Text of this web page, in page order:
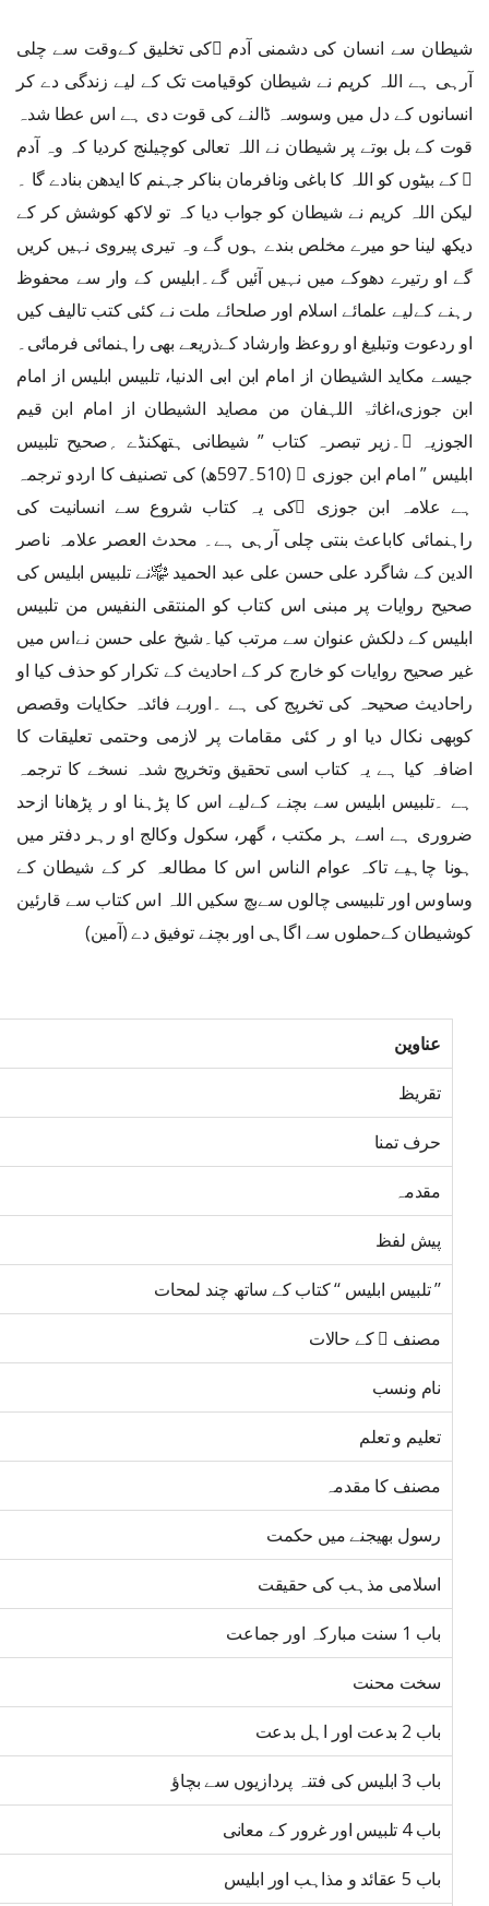
شیطان سے انسان کی دشمنی آدم ﷤کی تخلیق کےوقت سے چلی
آرہی ہے اللہ کریم نے شیطان کوقیامت تک کے لیے زندگی دے کر
انسانوں کے دل میں وسوسہ ڈالنے کی قوت دی ہے اس عطا شدہ
قوت کے بل بوتے پر شیطان نے اللہ تعالی کوچیلنج کردیا کہ وہ آدم
﷤ کے بیٹوں کو اللہ کا باغی ونافرمان بناکر جہنم کا ایدھن بنادے گا ۔
لیکن اللہ کریم نے شیطان کو جواب دیا کہ تو لاکھ کوشش کر کے
دیکھ لینا حو میرے مخلص بندے ہوں گے وہ تیری پیروی نہیں کریں
گے او رتیرے دھوکے میں نہیں آئیں گے۔ابلیس کے وار سے محفوظ
رہنے کےلیے علمائے اسلام اور صلحائے ملت نے کئی کتب تالیف کیں
او ردعوت وتبلیغ او روعظ وارشاد کےذریعے بھی راہنمائی فرمائی۔
جیسے مکاید الشیطان از امام ابن ابی الدنیا، تلبیس ابلیس از امام
ابن جوزی،اغاثۃ اللہفان من مصاید الشیطان از امام ابن قیم
الجوزیہ ﷭۔زیر تبصرہ کتاب ” شیطانی ہتھکنڈے ؍صحیح تلبیس
ابلیس ” امام ابن جوزی  (510۔597ھ) کی تصنیف کا اردو ترجمہ
ہے علامہ ابن جوزی کی یہ کتاب شروع سے انسانیت کی
راہنمائی کاباعث بنتی چلی آرہی ہے۔ محدث العصر علامہ ناصر
الدین کے شاگرد علی حسن علی عبد الحمید ﷾نے تلبیس ابلیس کی
صحیح روایات پر مبنی اس کتاب کو المنتقى النفيس من تلبيس
ابليس كے دلکش عنوان سے مرتب کیا۔شیخ علی حسن نےاس میں
غیر صحیح روایات کو خارج کر کے احادیث کے تکرار کو حذف کیا او
راحادیث صحیحہ کی تخریج کی ہے ۔اوربے فائدہ حکایات وقصص
کوبھی نکال دیا او ر کئی مقامات پر لازمی وحتمی تعلیقات کا
اضافہ کیا ہے یہ کتاب اسی تحقیق وتخریج شدہ نسخے کا ترجمہ
ہے ۔تلبیس ابلیس سے بچنے کےلیے اس کا پڑہنا او ر پڑھانا ازحد
ضروری ہے اسے ہر مکتب ، گھر، سکول وکالج او رہر دفتر میں
ہونا چاہیے تاکہ عوام الناس اس کا مطالعہ کر کے شیطان کے
وساوس اور تلبیسی چالوں سےبچ سکیں اللہ اس کتاب سے قارئین
کوشیطان کےحملوں سے اگاہی اور بچنے توفیق دے (آمین)
عناوین
تقریظ
حرف تمنا
مقدمہ
پیش لفظ
’’ تلبیس ابلیس ‘‘ کتاب کے ساتھ چند لمحات
مصنف  کے حالات
نام ونسب
تعلیم و تعلم
مصنف کا مقدمہ
رسول بھیجنے میں حکمت
اسلامی مذہب کی حقیقت
باب 1 سنت مبارکہ اور جماعت
سخت محنت
باب 2 بدعت اور اہل بدعت
باب 3 ابلیس کی فتنہ پردازیوں سے بچاؤ
باب 4 تلبیس اور غرور کے معانی
باب 5 عقائد و مذاہب اور ابلیس